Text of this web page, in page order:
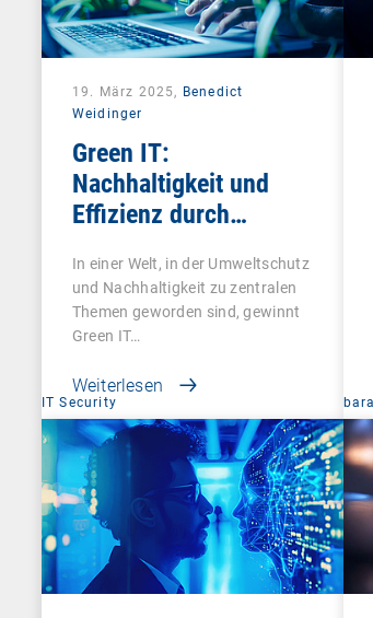
19. März 2025, Benedict
Weidinger
Green IT:
Nachhaltigkeit und
Effizienz durch
Management
In einer Welt, in der Umweltschutz
und Nachhaltigkeit zu zentralen
Themen geworden sind, gewinnt
Green IT…
Weiterlesen
IT Security